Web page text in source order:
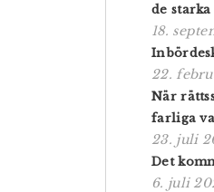
de
18.
22.
När
farliga
23. juli
Det
6. juli